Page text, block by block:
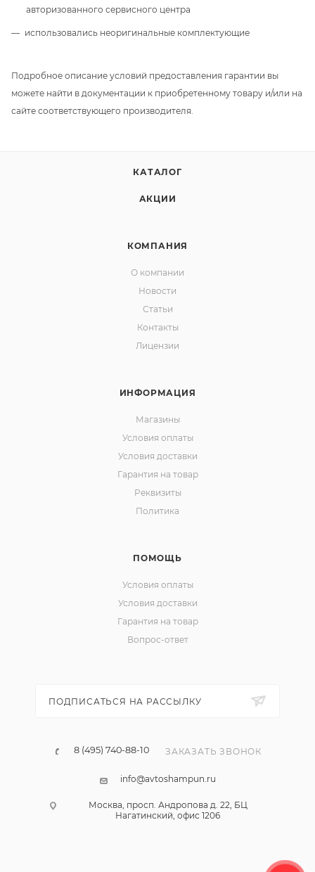
авторизованного сервисного центра
использовались неоригинальные комплектующие
Подробное описание условий предоставления гарантии вы
можете найти в документации к приобретенному товару и/или на
сайте соответствующего производителя.
КАТАЛОГ
АКЦИИ
КОМПАНИЯ
О компании
Новости
Статьи
Контакты
Лицензии
ИНФОРМАЦИЯ
Магазины
Условия оплаты
Условия доставки
Гарантия на товар
Реквизиты
Политика
ПОМОЩЬ
Условия оплаты
Условия доставки
Гарантия на товар
Вопрос-ответ
ПОДПИСАТЬСЯ НА РАССЫЛКУ
8 (495) 740-88-10 ЗАКАЗАТЬ ЗВОНОК
info@avtoshampun.ru
Москва, просп. Андропова д. 22, БЦ
Нагатинский, офис 1206